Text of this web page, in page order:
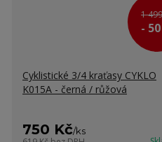
1
-
Cyklistické 3/4 kraťasy CYKLO
K015A - černá / růžová
750 Kč/ks